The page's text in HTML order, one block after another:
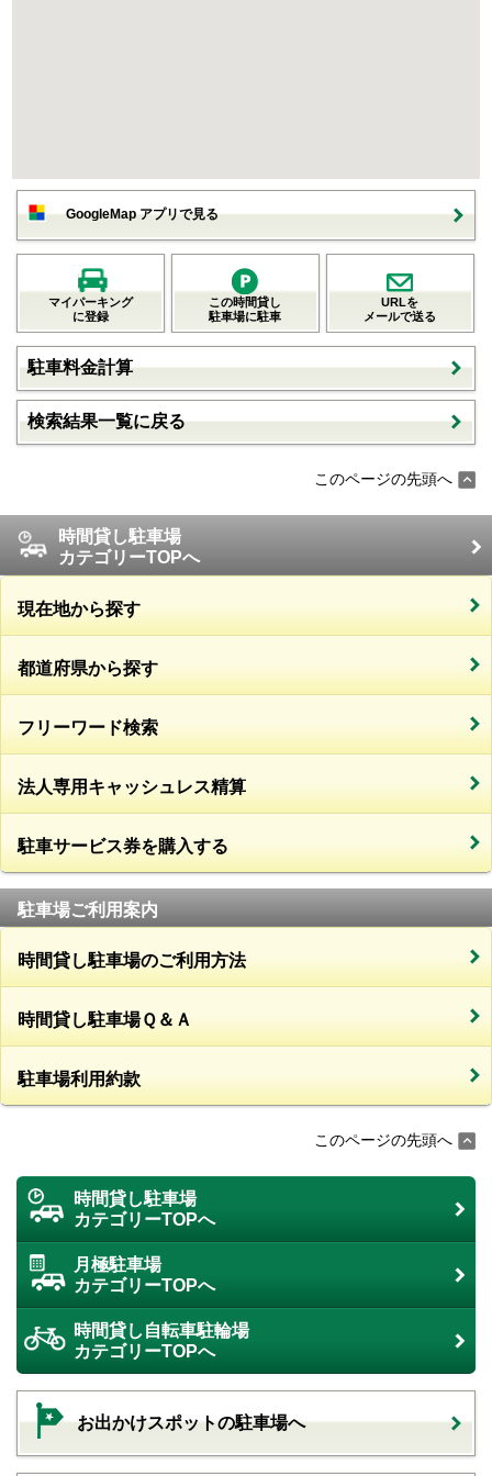
GoogleMap アプリで見る
マイパーキング
に登録
この時間貸し
駐車場に駐車
URLを
メールで送る
駐車料金計算
検索結果一覧に戻る
このページの先頭へ
時間貸し駐車場
カテゴリーTOPへ
現在地から探す
都道府県から探す
フリーワード検索
法人専用キャッシュレス精算
駐車サービス券を購入する
駐車場ご利用案内
時間貸し駐車場のご利用方法
時間貸し駐車場Ｑ＆Ａ
駐車場利用約款
このページの先頭へ
時間貸し駐車場
カテゴリーTOPへ
月極駐車場
カテゴリーTOPへ
時間貸し自転車駐輪場
カテゴリーTOPへ
お出かけスポットの駐車場へ